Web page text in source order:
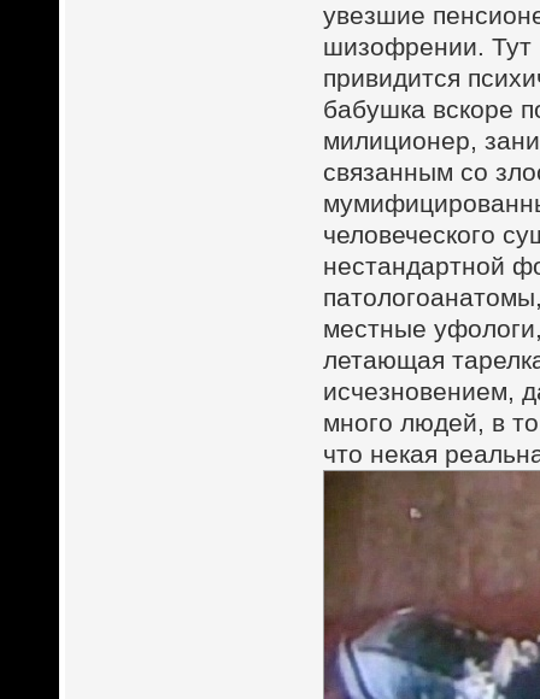
увезшие
шизофрении. Тут
привидится
бабушка вскоре
милиционер,
связанным со
человеческого
нестандартной
местные
летающая
исчезновением,
много людей, в
что некая